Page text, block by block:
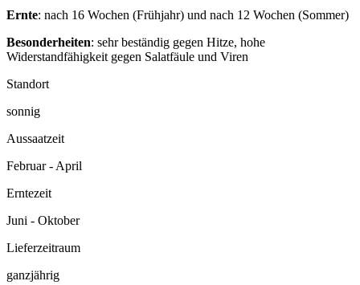
Ernte: nach 16 Wochen (Frühjahr) und nach 12 Wochen (Sommer)
Besonderheiten: sehr beständig gegen Hitze, hohe
Widerstandfähigkeit gegen Salatfäule und Viren
Standort
sonnig
Aussaatzeit
Februar - April
Erntezeit
Juni - Oktober
Lieferzeitraum
ganzjährig